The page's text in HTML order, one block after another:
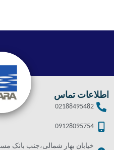
اطلاعات تماس
02188495482
09128095754
خیابان بهار شمالی،جنب بانک